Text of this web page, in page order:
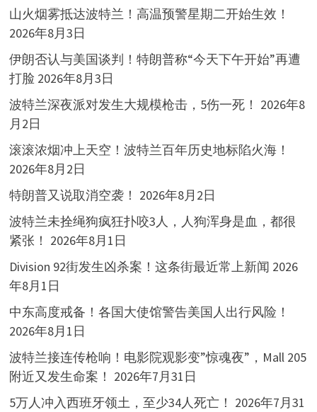
山火烟雾抵达波特兰！高温预警星期二开始生效！
2026年8月3日
伊朗否认与美国谈判！特朗普称“今天下午开始”再遭
打脸 2026年8月3日
波特兰深夜派对发生大规模枪击，5伤一死！ 2026年8
月2日
滚滚浓烟冲上天空！波特兰百年历史地标陷火海！
2026年8月2日
特朗普又说取消空袭！ 2026年8月2日
波特兰未拴绳狗疯狂扑咬3人，人狗浑身是血，都很
紧张！ 2026年8月1日
Division 92街发生凶杀案！这条街最近常上新闻 2026
年8月1日
中东高度戒备！各国大使馆警告美国人出行风险！
2026年8月1日
波特兰接连传枪响！电影院观影变”惊魂夜”，Mall 205
附近又发生命案！ 2026年7月31日
5万人冲入西班牙领土，至少34人死亡！ 2026年7月31